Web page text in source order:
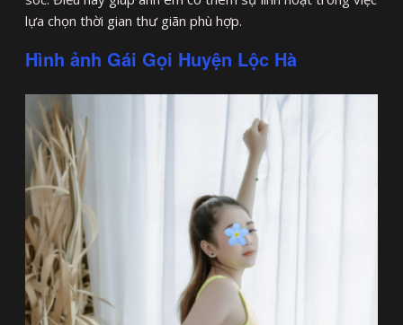
lựa chọn thời gian thư giãn phù hợp.
Hình ảnh Gái Gọi Huyện Lộc Hà